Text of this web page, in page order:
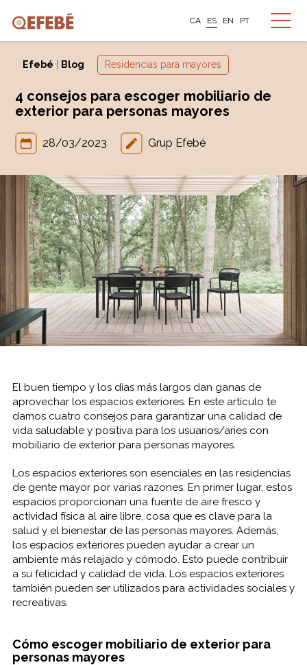
CA ES EN PT
Efebé Blog Residencias para mayores
4 consejos para escoger mobiliario de
exterior para personas mayores
28/03/2023 Grup Efebé
El buen tiempo y los días más largos dan ganas de
aprovechar los espacios exteriores. En este artículo te
damos cuatro consejos para garantizar una calidad de
vida saludable y positiva para los usuarios/aries con
mobiliario de exterior para personas mayores.
Los espacios exteriores son esenciales en las residencias
de gente mayor por varias razones. En primer lugar, estos
espacios proporcionan una fuente de aire fresco y
actividad física al aire libre, cosa que es clave para la
salud y el bienestar de las personas mayores. Además,
los espacios exteriores pueden ayudar a crear un
ambiente más relajado y cómodo. Esto puede contribuir
a su felicidad y calidad de vida. Los espacios exteriores
también pueden ser utilizados para actividades sociales y
recreativas.
Cómo escoger mobiliario de exterior para
personas mayores